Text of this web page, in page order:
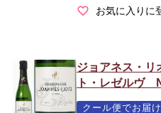
お気に入りに
ジョアネス・
ト・レゼルヴ
クール便でお届